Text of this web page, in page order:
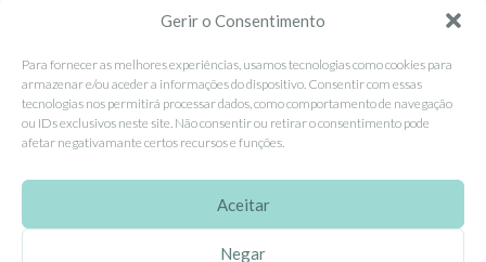
Gerir o Consentimento
Para fornecer as melhores experiências, usamos tecnologias como cookies para
armazenar e/ou aceder a informações do dispositivo. Consentir com essas
tecnologias nos permitirá processar dados, como comportamento de navegação
ou IDs exclusivos neste site. Não consentir ou retirar o consentimento pode
afetar negativamante certos recursos e funções.
Aceitar
Negar
SEGUE-NOS
Facebook
Instagram
Pinterest